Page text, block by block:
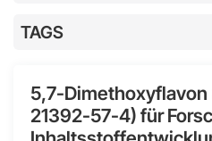
TAGS
5,7-Dimethoxyflavon
21392-57-4) für